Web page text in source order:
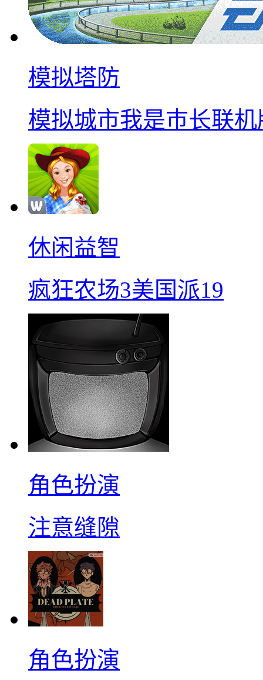
模拟塔防
模拟城市我是巿长联机
休闲益智
疯狂农场3美国派19
角色扮演
注意缝隙
角色扮演